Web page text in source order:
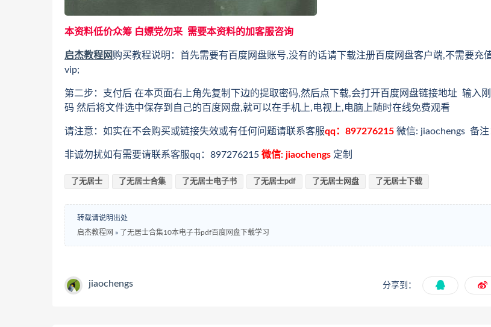
本资料低价众筹 白嫖党勿来 需要本资料的加客服咨询
启杰教程网购买教程说明：首先需要有百度网盘账号,没有的话请下载注册百度网盘客户端,不需要充
vip;
第二步：支付后 在本页面右上角先复制下边的提取密码,然后点下载,会打开百度网盘链接地址 输入
码 然后将文件选中保存到自己的百度网盘,就可以在手机上,电视上,电脑上随时在线免费观看
请注意：如实在不会购买或链接失效或有任何问题请联系客服qq：897276215 微信: jiaochengs 备注
非诚勿扰如有需要请联系客服qq：897276215 微信: jiaochengs 定制
了无居士 了无居士合集 了无居士电子书 了无居士pdf 了无居士网盘 了无居士下载
转载请说明出处
启杰教程网 » 了无居士合集10本电子书pdf百度网盘下载学习
jiaochengs 分享到：